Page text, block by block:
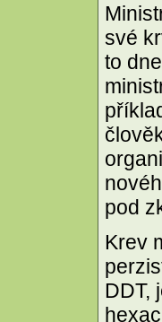
své
to
pod
Krev
DDT,